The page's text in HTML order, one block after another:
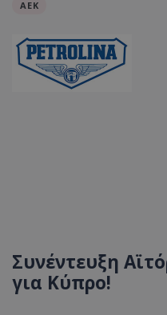
ΑEK
Συνέντευξη
για Κύπρο!